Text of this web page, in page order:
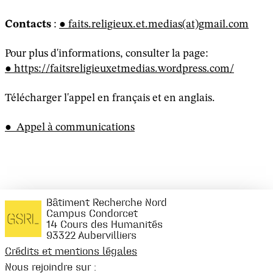
Contacts : faits.religieux.et.medias(at)gmail.com
Pour plus d'informations, consulter la page:
https://faitsreligieuxetmedias.wordpress.com/
Télécharger l'appel en français et en anglais.
Appel à communications
Bâtiment Recherche Nord
Campus Condorcet
14 Cours des Humanités
93322 Aubervilliers
Crédits et mentions légales
Nous rejoindre sur :